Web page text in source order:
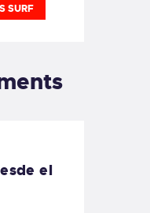
SURF
el